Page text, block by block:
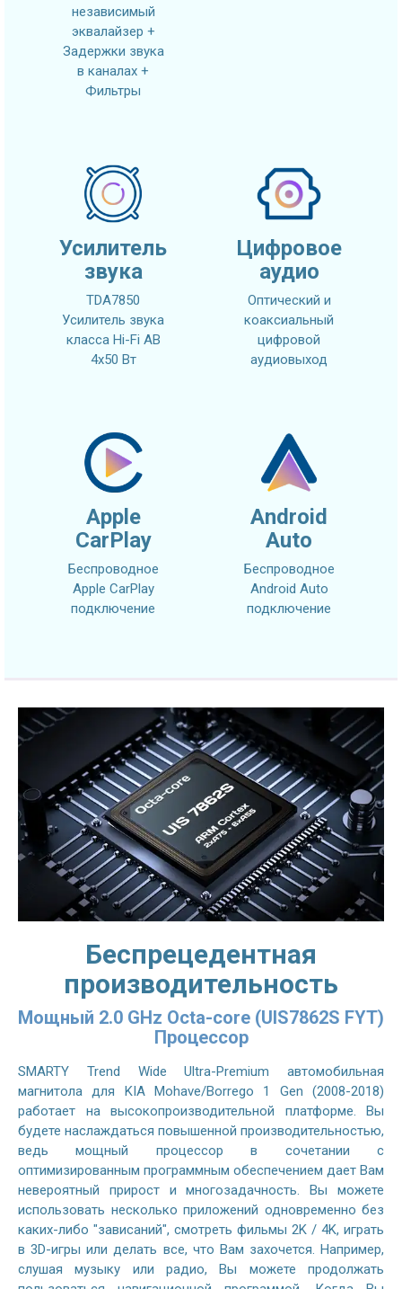
независимый
эквалайзер +
Задержки звука
в каналах +
Фильтры
Усилитель
звука
TDA7850
Усилитель звука
класса Hi-Fi AB
4x50 Вт
Цифровое
аудио
Оптический и
коаксиальный
цифровой
аудиовыход
Apple
CarPlay
Беспроводное
Apple CarPlay
подключение
Android
Auto
Беспроводное
Android Auto
подключение
Беспрецедентная
производительность
Мощный 2.0 GHz Octa-core (UIS7862S FYT)
Процессор
SMARTY Trend Wide Ultra-Premium автомобильная
магнитола для KIA Mohave/Borrego 1 Gen (2008-2018)
работает на высокопроизводительной платформе. Вы
будете наслаждаться повышенной производительностью,
ведь мощный процессор в сочетании с
оптимизированным программным обеспечением дает Вам
невероятный прирост и многозадачность. Вы можете
использовать несколько приложений одновременно без
каких-либо "зависаний", смотреть фильмы 2K / 4K, играть
в 3D-игры или делать все, что Вам захочется. Например,
слушая музыку или радио, Вы можете продолжать